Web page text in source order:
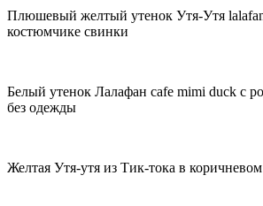
Плюшевый желтый утенок Утя-Утя
костюмчике свинки
Белый утенок Лалафан cafe mimi duck с
без одежды
Желтая Утя-утя из Тик-тока в